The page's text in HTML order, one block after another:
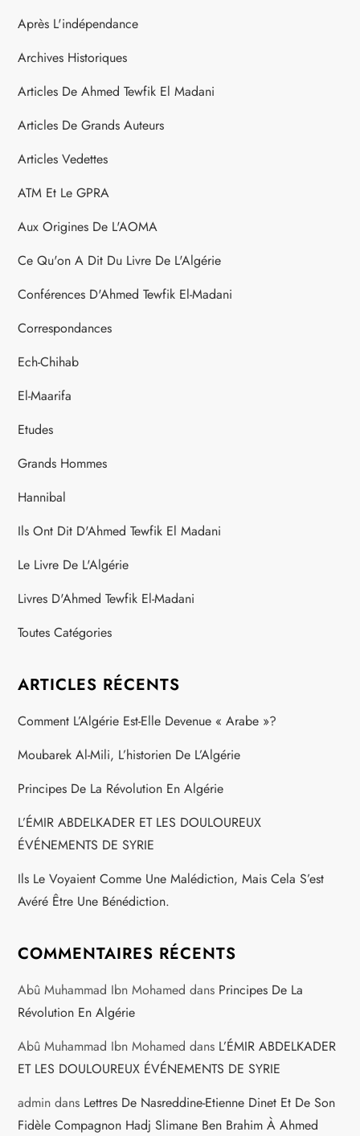
Après L'indépendance
Archives Historiques
Articles De Ahmed Tewfik El Madani
Articles De Grands Auteurs
Articles Vedettes
ATM Et Le GPRA
Aux Origines De L'AOMA
Ce Qu'on A Dit Du Livre De L'Algérie
Conférences D'Ahmed Tewfik El-Madani
Correspondances
Ech-Chihab
El-Maarifa
Etudes
Grands Hommes
Hannibal
Ils Ont Dit D'Ahmed Tewfik El Madani
Le Livre De L'Algérie
Livres D'Ahmed Tewfik El-Madani
Toutes Catégories
ARTICLES RÉCENTS
Comment L’Algérie Est-Elle Devenue « Arabe »?
Moubarek Al-Mili, L’historien De L’Algérie
Principes De La Révolution En Algérie
L’ÉMIR ABDELKADER ET LES DOULOUREUX
ÉVÉNEMENTS DE SYRIE
Ils Le Voyaient Comme Une Malédiction, Mais Cela S’est
Avéré Être Une Bénédiction.
COMMENTAIRES RÉCENTS
Abû Muhammad Ibn Mohamed dans Principes De La
Révolution En Algérie
Abû Muhammad Ibn Mohamed dans L’ÉMIR ABDELKADER
ET LES DOULOUREUX ÉVÉNEMENTS DE SYRIE
admin dans Lettres De Nasreddine-Etienne Dinet Et De Son
Fidèle Compagnon Hadj Slimane Ben Brahim À Ahmed